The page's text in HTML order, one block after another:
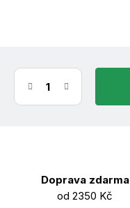
Doprava zdarma
od 2350 Kč